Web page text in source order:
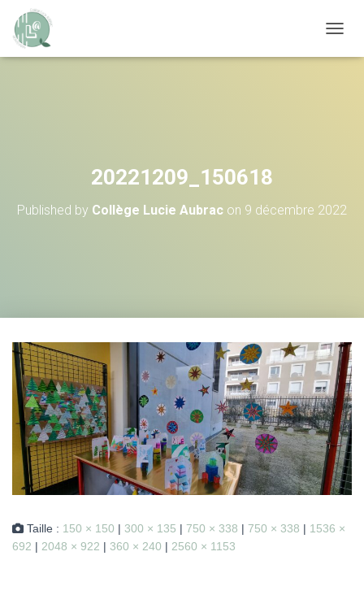
20221209_150618
Published by Collège Lucie Aubrac on 9 décembre 2022
Taille : 150 × 150 | 300 × 135 | 750 × 338 | 750 × 338 | 1536 ×
692 | 2048 × 922 | 360 × 240 | 2560 × 1153